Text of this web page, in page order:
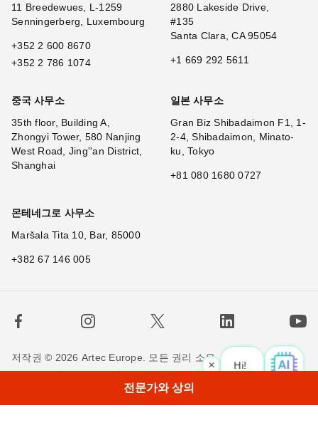
Hi! What is your
×
11 Breedewues, L-1259
Senningerberg, Luxembourg
+352 2 600 8670
+352 2 786 1074
2880 Lakeside Drive,
#135
Santa Clara, CA 95054
+1 669 292 5611
중국 사무소
35th floor, Building A,
Zhongyi Tower, 580 Nanjing
West Road, Jing''an District,
Shanghai
일본 사무소
Gran Biz Shibadaimon F1, 1-
2-4, Shibadaimon, Minato-
ku, Tokyo
+81 080 1680 0727
몬테네그로 사무소
Maršala Tita 10, Bar, 85000
+382 67 146 005
저작권 © 2026 Artec Europe. 모든 권리 소유.
전문가와 상의